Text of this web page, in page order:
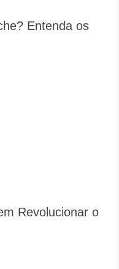
Entenda os
Revolucionar o